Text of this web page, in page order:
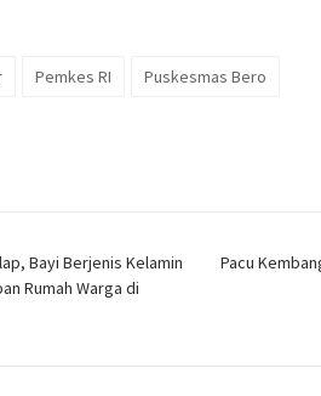
Pemkes RI Puskesmas Bero
Bayi Berjenis Kelamin
Rumah Warga di
Pacu